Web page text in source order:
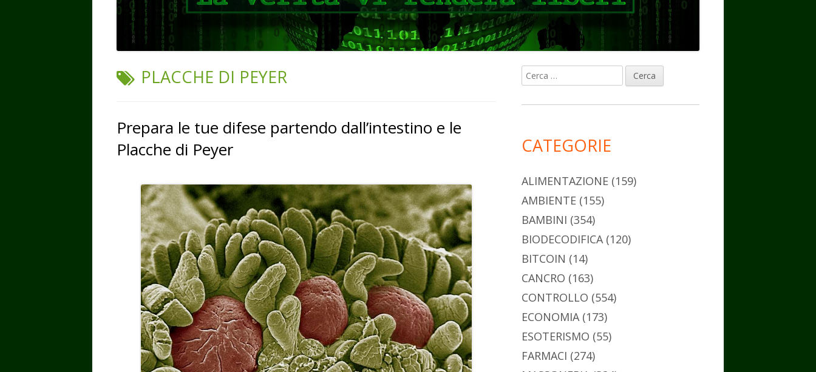
TAG:
PLACCHE DI PEYER
Prepara le tue difese partendo dall’intestino e le
Placche di Peyer
Barra
laterale
Ricerca
per:
CATEGORIE
ALIMENTAZIONE (159)
AMBIENTE (155)
BAMBINI (354)
BIODECODIFICA(120)
BITCOIN (14)
CANCRO (163)
CONTROLLO (554)
ECONOMIA(173)
ESOTERISMO (55)
FARMACI (274)